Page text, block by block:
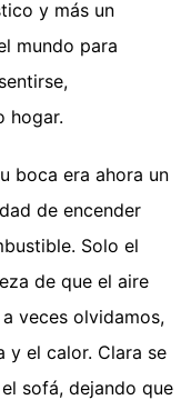
y más un
mundo para
hogar.
boca era ahora un
de encender
Solo el
de que el aire
veces olvidamos,
y el calor. Clara se
sofá, dejando que